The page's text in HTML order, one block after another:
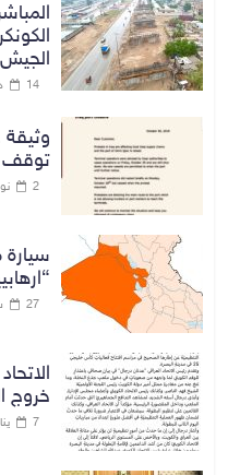
الجيش
14 ديسمبر، 2023
توقف
2 نوفمبر، 2019
27 سبتمبر، 2020
خروج
7 يناير، 2023